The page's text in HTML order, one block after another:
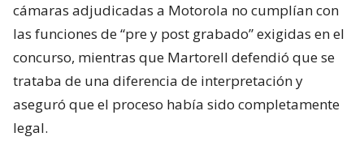
cámaras adjudicadas a Motorola no cumplían con
las funciones de “pre y post grabado” exigidas en el
concurso, mientras que Martorell defendió que se
trataba de una diferencia de interpretación y
aseguró que el proceso había sido completamente
legal.